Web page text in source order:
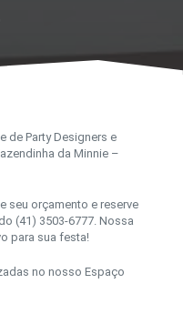
de Party Designers e
da Minnie –
seu orçamento e reserve
(41) 3503-6777. Nossa
para sua festa!
no nosso Espaço